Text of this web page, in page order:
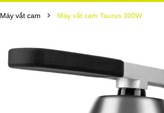
Máy vắt cam Máy vắt cam Taurus 300W